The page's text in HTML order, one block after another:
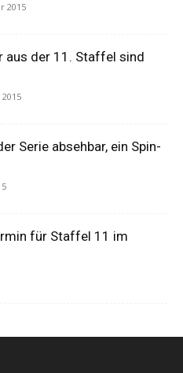
2015
aus der 11. Staffel sind
Serie absehbar, ein Spin-
für Staffel 11 im